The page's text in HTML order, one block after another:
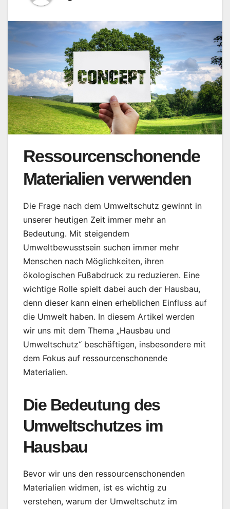
Ressourcenschonende
Materialien verwenden
Die Frage nach dem Umweltschutz gewinnt in
unserer heutigen Zeit immer mehr an
Bedeutung. Mit steigendem
Umweltbewusstsein suchen immer mehr
Menschen nach Möglichkeiten, ihren
ökologischen Fußabdruck zu reduzieren. Eine
wichtige Rolle spielt dabei auch der Hausbau,
denn dieser kann einen erheblichen Einfluss auf
die Umwelt haben. In diesem Artikel werden
wir uns mit dem Thema „Hausbau und
Umweltschutz“ beschäftigen, insbesondere mit
dem Fokus auf ressourcenschonende
Materialien.
Die Bedeutung des
Umweltschutzes im
Hausbau
Bevor wir uns den ressourcenschonenden
Materialien widmen, ist es wichtig zu
verstehen, warum der Umweltschutz im